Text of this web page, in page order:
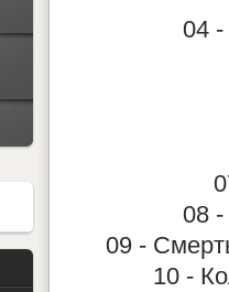
04
08
09 -
10 -